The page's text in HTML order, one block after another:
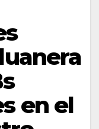
en el